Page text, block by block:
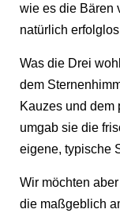
wie es die Bären
natürlich
Was die Drei
dem
Kauzes und dem
umgab sie die
eigene, typische
Wir möchten
die maßgeblich